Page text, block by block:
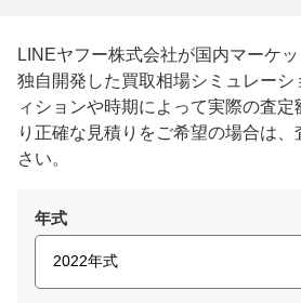
LINEヤフー株式会社が国内マーケ
独自開発した買取相場シミュレー
ィションや時期によって実際の査定
り正確な見積りをご希望の場合は
さい。
年式